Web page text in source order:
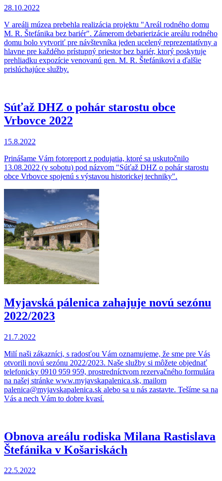
28.10.2022
V areáli múzea prebehla realizácia projektu "Areál rodného domu
M. R. Štefánika bez bariér". Zámerom debarierizácie areálu rodného
domu bolo vytvoriť pre návštevníka jeden ucelený reprezentatívny a
hlavne pre každého prístupný priestor bez bariér, ktorý poskytuje
prehliadku expozície venovanú gen. M. R. Štefánikovi a ďalšie
prislúchajúce služby.
Súťaž DHZ o pohár starostu obce
Vrbovce 2022
15.8.2022
Prinášame Vám fotoreport z podujatia, ktoré sa uskutočnilo
13.08.2022 (v sobotu) pod názvom "Súťaž DHZ o pohár starostu
obce Vrbovce spojenú s výstavou historickej techniky".
Myjavská pálenica zahajuje novú sezónu
2022/2023
21.7.2022
Milí naši zákazníci, s radosťou Vám oznamujeme, že sme pre Vás
otvorili novú sezónu 2022/2023. Naše služby si môžete objednať
telefonicky 0910 959 959, prostredníctvom rezervačného formulára
na našej stránke www.myjavskapalenica.sk, mailom
palenica@myjavskapalenica.sk alebo sa u nás zastavte. Tešíme sa na
Vás a nech Vám to dobre kvasí.
Obnova areálu rodiska Milana Rastislava
Štefánika v Košariskách
22.5.2022